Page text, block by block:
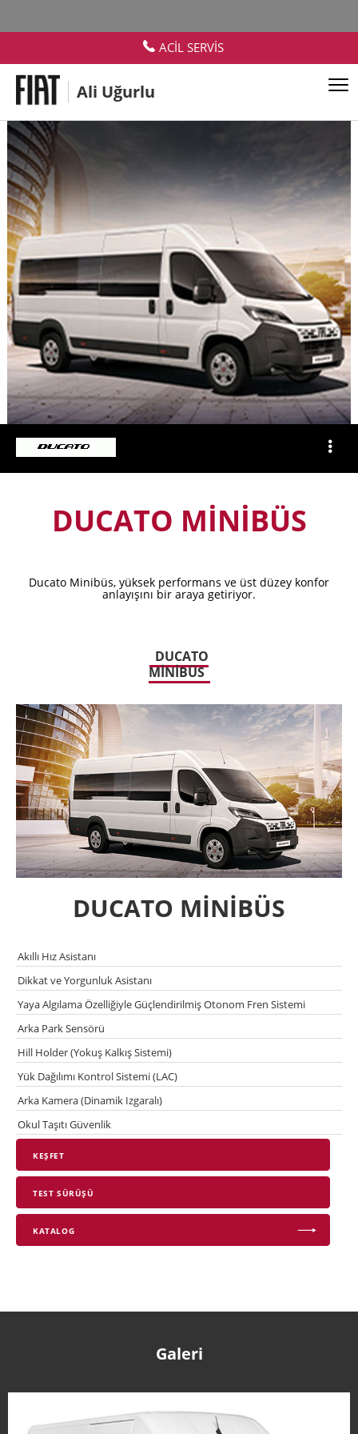
ACİL SERVİS
Ali Uğurlu
DUCATO MİNİBÜS
Ducato Minibüs, yüksek performans ve üst düzey konfor
anlayışını bir araya getiriyor.
DUCATO
MİNİBÜS
DUCATO MİNİBÜS
Akıllı Hız Asistanı
Dikkat ve Yorgunluk Asistanı
Yaya Algılama Özelliğiyle Güçlendirilmiş Otonom Fren Sistemi
Arka Park Sensörü
Hill Holder (Yokuş Kalkış Sistemi)
Yük Dağılımı Kontrol Sistemi (LAC)
Arka Kamera (Dinamik Izgaralı)
Okul Taşıtı Güvenlik
KEŞFET
TEST SÜRÜŞÜ
KATALOG
Galeri